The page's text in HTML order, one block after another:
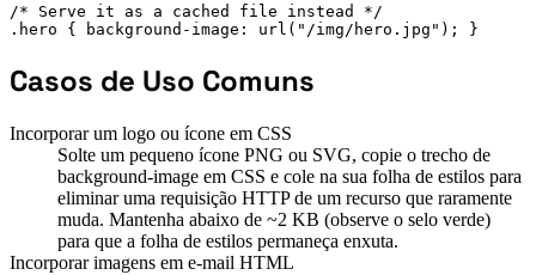
/* Serve it as a cached file instead */
.hero { background-image: url("/img/hero.jpg"); }
Casos de Uso Comuns
Incorporar um logo ou ícone em CSS
Solte um pequeno ícone PNG ou SVG, copie o trecho de
background-image em CSS e cole na sua folha de estilos para
eliminar uma requisição HTTP de um recurso que raramente
muda. Mantenha abaixo de ~2 KB (observe o selo verde)
para que a folha de estilos permaneça enxuta.
Incorporar imagens em e-mail HTML